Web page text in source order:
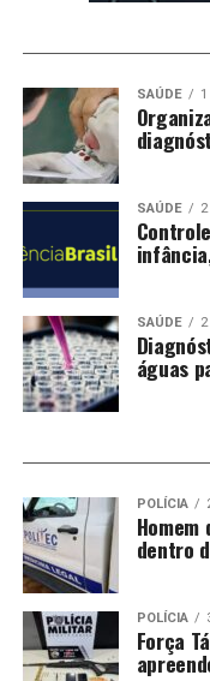
SAÚDE
SAÚDE
SAÚDE
águas
POLÍCIA
dentro
POLÍCIA
Força